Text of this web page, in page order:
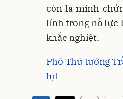
còn là minh
lính trong nỗ lực
khắc nghiệt.
Phó Thủ tướng
lụt